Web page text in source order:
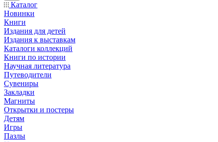
Каталог
Новинки
Книги
Издания для детей
Издания к выставкам
Каталоги коллекций
Книги по истории
Научная литература
Путеводители
Сувениры
Закладки
Магниты
Открытки и постеры
Детям
Игры
Пазлы